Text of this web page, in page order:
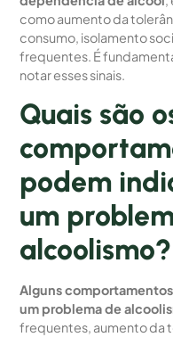
como aumento da
consumo, isolamento
frequentes. É
notar esses sinais.
Quais são
podem
um
alcoolismo?
Alguns
um problema de
frequentes, aumento da